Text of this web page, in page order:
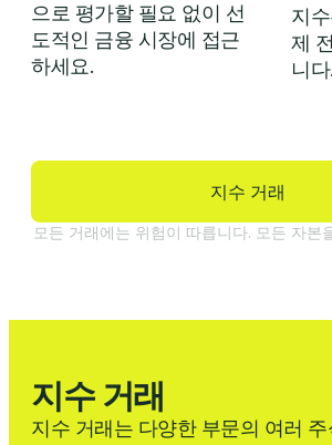
으로 평가할 필요 없이 선
도적인 금융 시장에 접근
하세요.
지
제
니다.
지수 거래
모든 거래에는 위험이 따릅니다. 모든 자본
지수 거래
지수 거래는 다양한 부문의 여러